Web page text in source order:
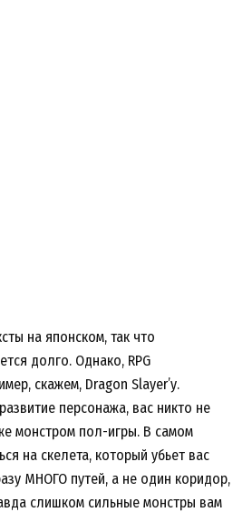
на японском, так что
долго. Однако, RPG
скажем, Dragon Slayer’у.
персонажа, вас никто не
монстром пол-игры. В самом
на скелета, который убьет вас
МНОГО путей, а не один коридор,
слишком сильные монстры вам